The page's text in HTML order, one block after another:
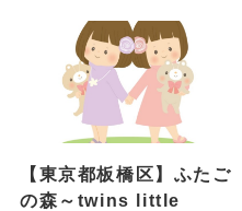
【東京都板橋区】ふたご
の森～twins little